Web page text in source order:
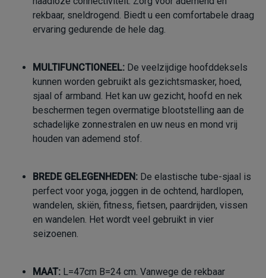
rekbaar, sneldrogend. Biedt u een comfortabele draag
ervaring gedurende de hele dag.
MULTIFUNCTIONEEL: De veelzijdige hoofddeksels
kunnen worden gebruikt als gezichtsmasker, hoed,
sjaal of armband. Het kan uw gezicht, hoofd en nek
beschermen tegen overmatige blootstelling aan de
schadelijke zonnestralen en uw neus en mond vrij
houden van ademend stof.
BREDE GELEGENHEDEN: De elastische tube-sjaal is
perfect voor yoga, joggen in de ochtend, hardlopen,
wandelen, skiën, fitness, fietsen, paardrijden, vissen
en wandelen. Het wordt veel gebruikt in vier
seizoenen.
MAAT: L=47cm B=24 cm. Vanwege de rekbaar